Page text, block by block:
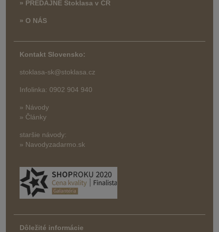
» PREDAJNE Stoklasa v ČR
» O NÁS
Kontakt Slovensko:
stoklasa-sk@stoklasa.cz
Infolinka: 0902 904 940
» Návody
» Články
staršie návody:
» Navodyzadarmo.sk
Dôležité informácie